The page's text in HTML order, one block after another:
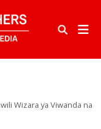
Wizara ya Viwanda na